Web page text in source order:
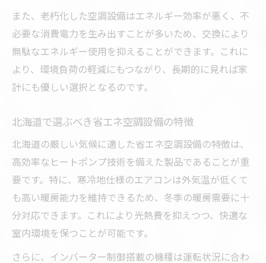
また、老朽化した空調設備はエネルギー効率が悪く、不
必要な消費電力を生み出すことが多いため、交換により
無駄なエネルギー使用を抑えることができます。これに
より、環境負荷の軽減にもつながり、長期的に見れば家
計にも優しい選択となるのです。
北海道で選ぶべき省エネ空調設備の特徴
北海道の厳しい気候に適した省エネ空調設備の特徴は、
高効率なヒートポンプ技術を備えた製品であることが重
要です。特に、寒冷地仕様のエアコンは外気温が低くて
も高い暖房能力を維持できるため、冬季の暖房需要に十
分対応できます。これにより光熱費を抑えつつ、快適な
室内環境を保つことが可能です。
さらに、インバーター制御搭載の機種は運転状況に合わ